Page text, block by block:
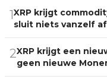
1XRP krijgt
sluit niets vanzelf af
2XRP krijgt een
geen nieuwe